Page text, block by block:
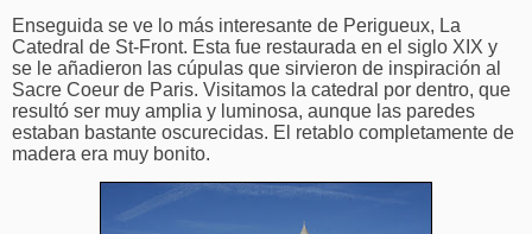
Enseguida se ve lo más interesante de Perigueux, La
Catedral de St-Front. Esta fue restaurada en el siglo XIX y
se le añadieron las cúpulas que sirvieron de inspiración al
Sacre Coeur de Paris. Visitamos la catedral por dentro, que
resultó ser muy amplia y luminosa, aunque las paredes
estaban bastante oscurecidas. El retablo completamente de
madera era muy bonito.